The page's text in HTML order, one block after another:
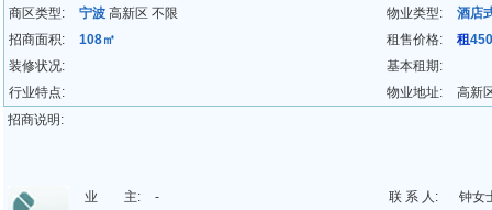
商区类型: 宁波 高新区 不限 物业类型:
酒店
招商面积:
108㎡ 租售价格: 租
装修状况:
基本租期:
行业特点:
物业地址:
高新
招商说明:
业 主: - 联 系 人:
钟女